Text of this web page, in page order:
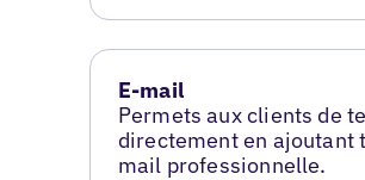
E-mail
Permets aux clients de
directement en ajoutant
mail professionnelle.